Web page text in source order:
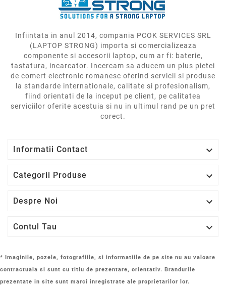
Infiintata in anul 2014, compania PCOK SERVICES SRL
(LAPTOP STRONG) importa si comercializeaza
componente si accesorii laptop, cum ar fi: baterie,
tastatura, incarcator. Incercam sa aducem un plus pietei
de comert electronic romanesc oferind servicii si produse
la standarde internationale, calitate si profesionalism,
fiind orientati de la inceput pe client, pe calitatea
serviciilor oferite acestuia si nu in ultimul rand pe un pret
corect.
Informatii Contact 
Categorii Produse 
Despre Noi 
Contul Tau 
* Imaginile, pozele, fotografiile, si informatiile de pe site nu au valoare
contractuala si sunt cu titlu de prezentare, orientativ. Brandurile
prezentate in site sunt marci inregistrate ale proprietarilor lor.